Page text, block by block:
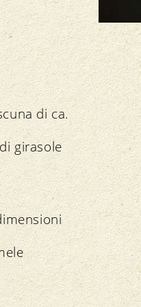
di ca.
girasole